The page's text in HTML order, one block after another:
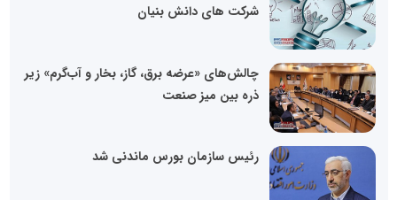
شرکت های دانش بنیان
چالش‌های «عرضه برق، گاز، بخار و آب‌گرم» زیر
ذره بین میز صنعت
رئیس سازمان بورس ماندنی شد